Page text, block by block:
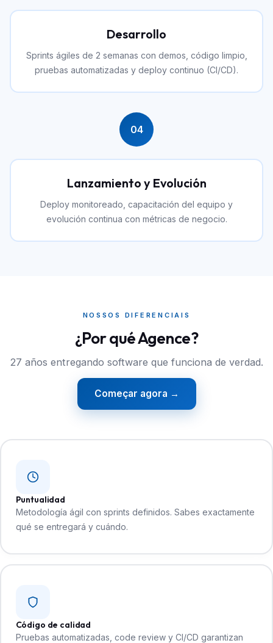
Desarrollo
Sprints ágiles de 2 semanas con demos, código limpio,
pruebas automatizadas y deploy continuo (CI/CD).
04
Lanzamiento y Evolución
Deploy monitoreado, capacitación del equipo y
evolución continua con métricas de negocio.
NOSSOS DIFERENCIAIS
¿Por qué Agence?
27 años entregando software que funciona de verdad.
Começar agora →
Puntualidad
Metodología ágil con sprints definidos. Sabes exactamente
qué se entregará y cuándo.
Código de calidad
Pruebas automatizadas, code review y CI/CD garantizan